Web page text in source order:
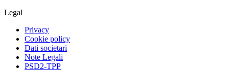
Legal
Privacy
Cookie policy
Dati societari
Note Legali
PSD2-TPP